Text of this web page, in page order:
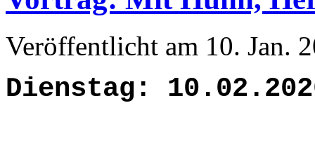
Veröffentlicht am 10. Jan.
Dienstag: